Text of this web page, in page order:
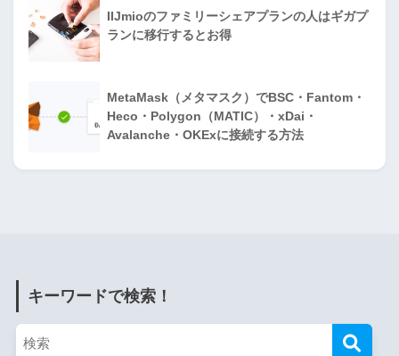
IIJmioのファミリーシェアプランの人はギガプ
ランに移行するとお得
MetaMask（メタマスク）でBSC・Fantom・
Heco・Polygon（MATIC）・xDai・
Avalanche・OKExに接続する方法
キーワードで検索！